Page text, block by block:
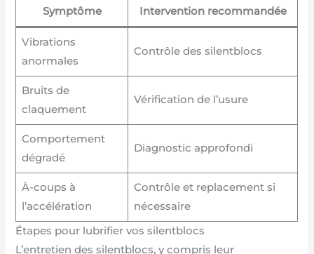
Symptôme Intervention recommandée
Vibrations
anormales
Contrôle des silentblocs
Bruits de
claquement
Vérification de l’usure
Comportement
dégradé
Diagnostic approfondi
À-coups à
l’accélération
Contrôle et replacement si
nécessaire
Étapes pour lubrifier vos silentblocs
L’entretien des silentblocs, y compris leur